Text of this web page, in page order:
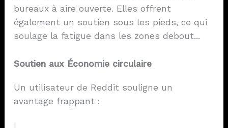
bureaux à aire ouverte. Elles offrent
également un soutien sous les pieds, ce qui
soulage la fatigue dans les zones debout...
Soutien aux Économie circulaire
Un utilisateur de Reddit souligne un
avantage frappant :